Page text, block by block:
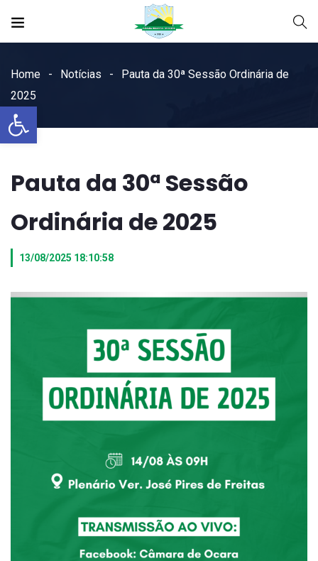
Open toolbar
Home Notícias
Pauta da 30ª Sessão Ordinária de
2025
Pauta da 30ª Sessão
Ordinária de 2025
13/08/2025 18:10:58